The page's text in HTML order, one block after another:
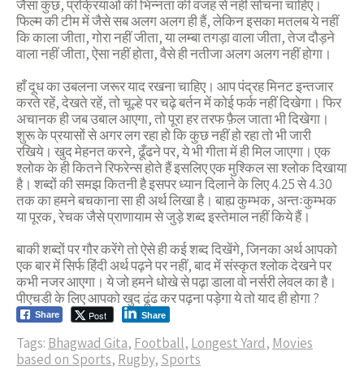
जैसा कुछ, प्रक्रियाओं की भिन्नता की वजह से नहीं सोचना चाहिए।
फिल्म की टीम में जैसे सब अलग अलग ही हैं, लेकिन इसका मतलब ये नहीं
कि काला जीता, गोरा नहीं जीता, या लम्बा तगड़ा वाला जीता, तेज दौड़ने
वाला नहीं जीता, ऐसा नहीं होता, वैसे ही नतीजा अलग अलग नहीं होगा।
हाँ दूध का उबलना जरूर याद रखना चाहिए। आप पंद्रह मिनट इन्तजार
करते रहें, देखते रहें, तो चूल्हे पर चढ़े बर्तन में कोई फर्क नहीं दिखेगा। फिर
अचानक ही जब उबाल आएगा, तो पूरा हर तरफ फ़ैल जाता भी दिखेगा।
शुरू के प्रयासों से अगर लग रहा हो कि कुछ नहीं हो रहा तो भी जारी
रखिये। खुद मेहनत करने, ढूँढने पर, ये भी गीता में ही मिल जाएगा। एक
श्लोक के ही कितने रिफरेन्स होते हैं इसलिए एक मुश्किल सा श्लोक दिखाया
है। शब्दों की समझ कितनी है इसपर ध्यान दिलाने के लिए 4.25 से 4.30
तक का हमने बचकाना सा ही अर्थ लिखा है। बाह्य कुम्भक, अन्तःकुम्भक
या पूरक, रेचक जैसे प्राणायाम से जुड़े शब्द इस्तेमाल नहीं किये हैं।
बाकी शब्दों पर गौर करेंगे तो ऐसे ही कई शब्द दिखेंगे, जिनका अर्थ आपको
एक बार में सिर्फ हिंदी अर्थ पढ़ने पर नहीं, बाद में संस्कृत श्लोक देखने पर
कभी नजर आएगा। ये जो हमने धोखे से पढ़ा डाला वो नर्सरी लेवल का है।
पीएचडी के लिए आपको खुद ढूंढ कर पढ़ना पड़ेगा ये तो याद ही होगा ?
Share Post Share
Tags: Bhagwad Gita, Football, Longest Yard, Movies
based on Sports, Rugby, Sports